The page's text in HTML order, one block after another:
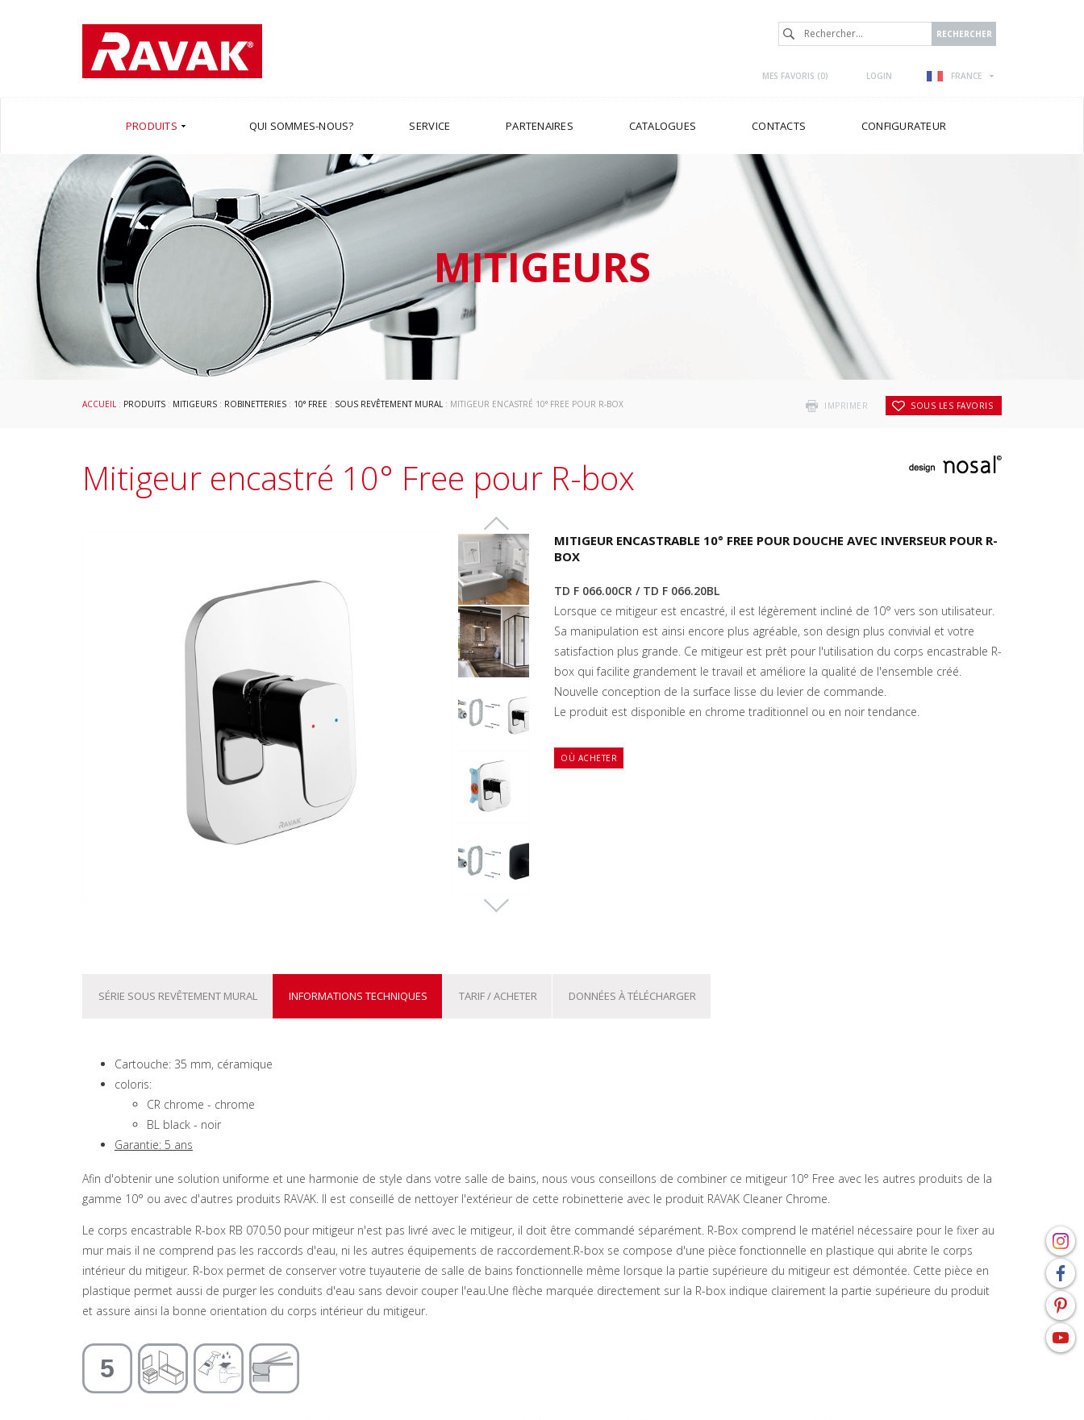
MES FAVORIS (0) LOGIN FRANCE
PRODUITS QUI SOMMES-NOUS? SERVICE PARTENAIRES CATALOGUES CONTACTS CONFIGURATEUR
MITIGEURS
IMPRIMER SOUS LES FAVORIS
ACCUEIL : PRODUITS : MITIGEURS : ROBINETTERIES : 10° FREE : SOUS REVÊTEMENT MURAL : MITIGEUR ENCASTRÉ 10° FREE POUR R-BOX
Mitigeur encastré 10° Free pour R-box
MITIGEUR ENCASTRABLE 10° FREE POUR DOUCHE AVEC INVERSEUR POUR R-
BOX
TD F 066.00CR / TD F 066.20BL
Lorsque ce mitigeur est encastré, il est légèrement incliné de 10° vers son utilisateur.
Sa manipulation est ainsi encore plus agréable, son design plus convivial et votre
satisfaction plus grande. Ce mitigeur est prêt pour l'utilisation du corps encastrable R-
box qui facilite grandement le travail et améliore la qualité de l'ensemble créé.
Nouvelle conception de la surface lisse du levier de commande.
Le produit est disponible en chrome traditionnel ou en noir tendance.
OÙ ACHETER
SÉRIE SOUS REVÊTEMENT MURAL INFORMATIONS TECHNIQUES TARIF / ACHETER DONNÉES À TÉLÉCHARGER
Cartouche: 35 mm, céramique
coloris:
CR chrome - chrome
BL black - noir
Garantie: 5 ans
Afin d'obtenir une solution uniforme et une harmonie de style dans votre salle de bains, nous vous conseillons de combiner ce mitigeur 10° Free avec les autres produits de la
gamme 10° ou avec d'autres produits RAVAK. Il est conseillé de nettoyer l'extérieur de cette robinetterie avec le produit RAVAK Cleaner Chrome.
Le corps encastrable R-box RB 070.50 pour mitigeur n'est pas livré avec le mitigeur, il doit être commandé séparément. R-Box comprend le matériel nécessaire pour le fixer au
mur mais il ne comprend pas les raccords d'eau, ni les autres équipements de raccordement.R-box se compose d'une pièce fonctionnelle en plastique qui abrite le corps
intérieur du mitigeur. R-box permet de conserver votre tuyauterie de salle de bains fonctionnelle même lorsque la partie supérieure du mitigeur est démontée. Cette pièce en
plastique permet aussi de purger les conduits d'eau sans devoir couper l'eau.Une flèche marquée directement sur la R-box indique clairement la partie supérieure du produit
et assure ainsi la bonne orientation du corps intérieur du mitigeur.